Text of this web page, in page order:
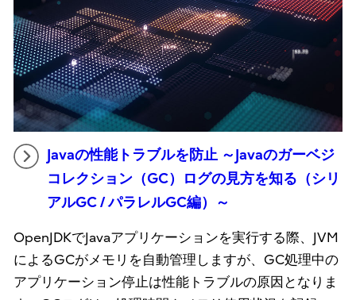
Javaの性能トラブルを防止 ～Javaのガーベジ
コレクション（GC）ログの見方を知る（シリ
アルGC / パラレルGC編）～
OpenJDKでJavaアプリケーションを実行する際、JVM
によるGCがメモリを自動管理しますが、GC処理中の
アプリケーション停止は性能トラブルの原因となりま